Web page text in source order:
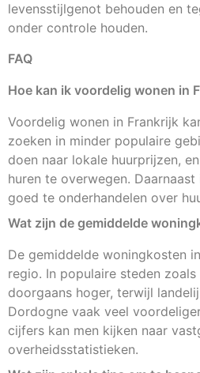
levensstijlgenot behouden en
onder controle houden.
FAQ
Hoe kan ik voordelig wonen in
Voordelig wonen in Frankrijk
zoeken in minder populaire
doen naar lokale huurprijzen,
huren te overwegen.
goed te onderhandelen over
Wat zijn de gemiddelde
De gemiddelde woningkosten
regio. In populaire steden
doorgaans hoger, terwijl
Dordogne vaak veel
cijfers kan men kijken naar
overheidsstatistieken.